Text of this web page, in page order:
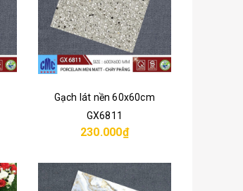
Gạch lát nền 60x60cm
GX6811
230.000₫